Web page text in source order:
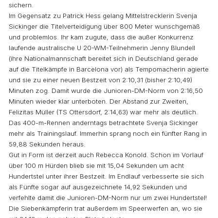
sichern.
Im Gegensatz zu Patrick Hess gelang Mittelstrecklerin Svenja
Sickinger die Titelverteidigung über 800 Meter wunschgemäß
und problemlos. Ihr kam zugute, dass die außer Konkurrenz
laufende australische U 20-WM-Teilnehmerin Jenny Blundell
(ihre Nationalmannschaft bereitet sich in Deutschland gerade
auf die Titelkämpfe in Barcelona vor) als Tempomacherin agierte
und sie zu einer neuen Bestzeit von 2:10,31 (bisher 2:10,49)
Minuten zog. Damit wurde die Junioren-DM-Norm von 2:16,50
Minuten wieder klar unterboten. Der Abstand zur Zweiten,
Felizitas Müller (TS Ottersdorf, 2:14,63) war mehr als deutlich.
Das 400-m-Rennen anderntags betrachtete Svenja Sickinger
mehr als Trainingslauf. Immerhin sprang noch ein fünfter Rang in
59,88 Sekunden heraus.
Gut in Form ist derzeit auch Rebecca Konold. Schon im Vorlauf
über 100 m Hürden blieb sie mit 15,04 Sekunden um acht
Hundertstel unter ihrer Bestzeit. Im Endlauf verbesserte sie sich
als Fünfte sogar auf ausgezeichnete 14,92 Sekunden und
verfehlte damit die Junioren-DM-Norm nur um zwei Hundertstel!
Die Siebenkämpferin trat außerdem im Speerwerfen an, wo sie